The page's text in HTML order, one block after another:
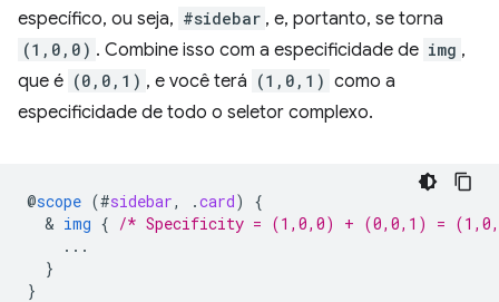
específico, ou seja, #sidebar , e, portanto, se torna
(1,0,0) . Combine isso com a especificidade de img ,
que é (0,0,1) , e você terá (1,0,1) como a
especificidade de todo o seletor complexo.
@scope (#sidebar, .card)
{
  &
img { /* Specificity = (1,0,0) + (0,0,1) =
...
}
}